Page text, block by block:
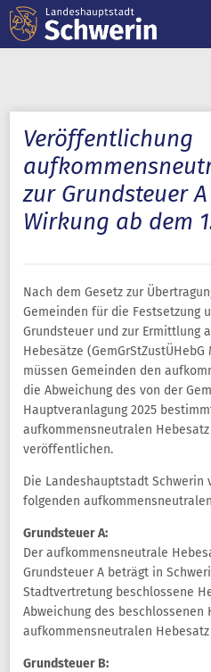
Veröffentlichung
zur Grundsteuer
Wirkung ab dem
Nach dem Gesetz zur
Gemeinden für die Festsetzung
Grundsteuer und zur Ermittlung
Hebesätze (GemGrStZustÜHebG
müssen Gemeinden den
die Abweichung des von der
Hauptveranlagung 2025
aufkommensneutralen
veröffentlichen.
Die Landeshauptstadt
folgenden
Grundsteuer A:
Der aufkommensneutrale
Grundsteuer A beträgt in
Stadtvertretung beschlossene
Abweichung des beschlossenen
aufkommensneutralen
Grundsteuer B: